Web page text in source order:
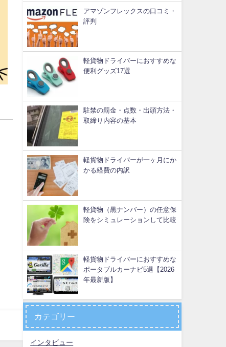
アマゾンフレックスの口コミ・
評判
軽貨物ドライバーにおすすめな
便利グッズ17選
駐禁の罰金・点数・出頭方法・
取締り内容の基本
軽貨物ドライバーが一ヶ月にか
かる経費の内訳
軽貨物（黒ナンバー）の任意保
険をシミュレーションして比較
軽貨物ドライバーにおすすめな
ポータブルカーナビ5選【2026
年最新版】
カテゴリー
インタビュー